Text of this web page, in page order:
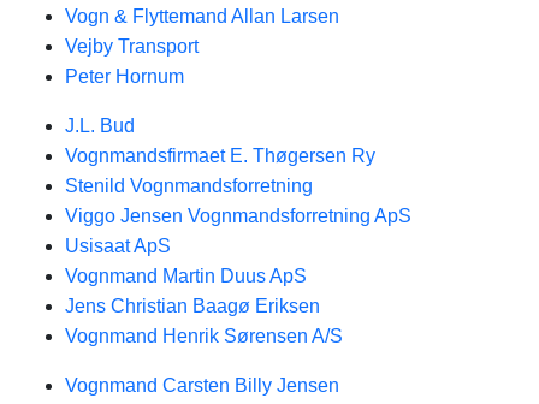
Vogn & Flyttemand Allan Larsen
Vejby Transport
Peter Hornum
J.L. Bud
Vognmandsfirmaet E. Thøgersen Ry
Stenild Vognmandsforretning
Viggo Jensen Vognmandsforretning ApS
Usisaat ApS
Vognmand Martin Duus ApS
Jens Christian Baagø Eriksen
Vognmand Henrik Sørensen A/S
Vognmand Carsten Billy Jensen